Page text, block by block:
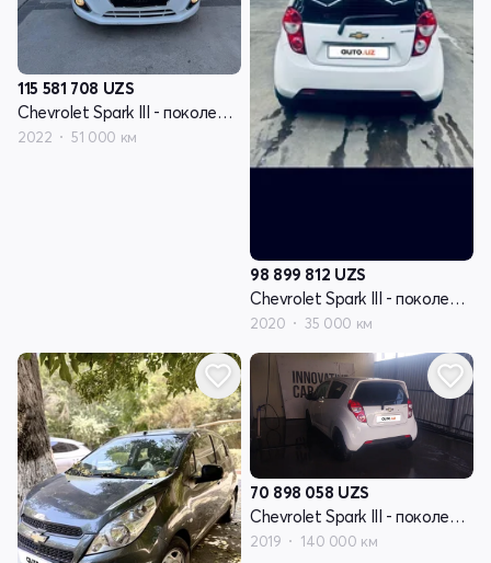
115 581 708 UZS
Chevrolet Spark III - поколение
2022 51 000 км
98 899 812 UZS
Chevrolet Spark III - поколение
2020 35 000 км
70 898 058 UZS
Chevrolet Spark III - поколение
2019 140 000 км